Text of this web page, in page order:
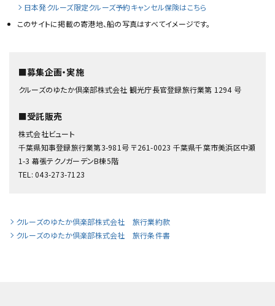
日本発クルーズ限定クルーズ予約キャンセル保険はこちら
このサイトに掲載の寄港地、船の写真はすべてイメージです。
■募集企画・実施
クルーズのゆたか倶楽部株式会社 観光庁長官登録旅行業第 1294 号
■受託販売
株式会社ビュート
千葉県知事登録旅行業第3-981号 〒261-0023 千葉県千葉市美浜区中瀬
1-3 幕張テクノガーデンB棟5階
TEL: 043-273-7123
クルーズのゆたか倶楽部株式会社 旅行業約款
クルーズのゆたか倶楽部株式会社 旅行条件書